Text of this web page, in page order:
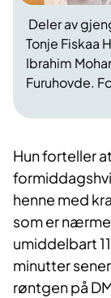
Deler av
Tonje Fiskaa
Ibrahim
Furuhovde.
Hun forteller
henne med
som er
umiddelbart
minutter
røntgen på